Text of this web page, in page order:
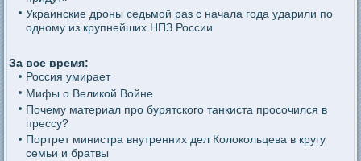
Украинские дроны седьмой раз с начала года ударили по
одному из крупнейших НПЗ России
За все время:
Россия умирает
Мифы о Великой Войне
Почему материал про бурятского танкиста просочился в
прессу?
Портрет министра внутренних дел Колокольцева в кругу
семьи и братвы